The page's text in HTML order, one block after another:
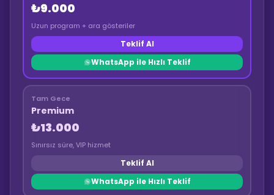
₺9.000
Uzun program + ara gösteriler
Teklif Al
WhatsApp ile Hızlı Teklif
Tam Gece
Premium
₺13.000
Sınırsız süre, VIP hizmet
Teklif Al
WhatsApp ile Hızlı Teklif